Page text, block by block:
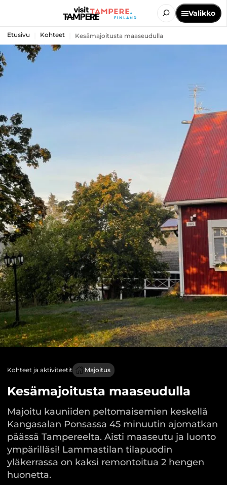
Valikko
Etusivu Kohteet Kesämajoitusta maaseudulla
Kohteet ja aktiviteetit Majoitus
Kesämajoitusta maaseudulla
Majoitu kauniiden peltomaisemien keskellä
Kangasalan Ponsassa 45 minuutin ajomatkan
päässä Tampereelta. Aisti maaseutu ja luonto
ympärilläsi! Lammastilan tilapuodin
yläkerrassa on kaksi remontoitua 2 hengen
huonetta.